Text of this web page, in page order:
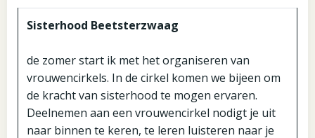
Sisterhood Beetsterzwaag
de zomer start ik met het organiseren van
vrouwencirkels. In de cirkel komen we bijeen om
de kracht van sisterhood te mogen ervaren.
Deelnemen aan een vrouwencirkel nodigt je uit
naar binnen te keren, te leren luisteren naar je